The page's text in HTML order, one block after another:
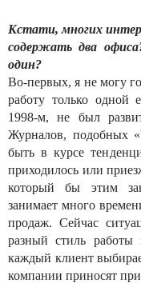
Кстати, многих
содержать два
один?
Во-первых, я не могу
работу только одной
1998-м, не был
Журналов, подобных
быть в курсе
приходилось или
который бы этим
занимает много
продаж. Сейчас
разный стиль
каждый клиент
компании приносят